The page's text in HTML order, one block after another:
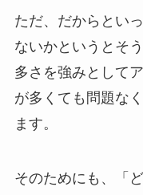
ただ、だからとい
ないかというとそ
多さを強みとして
が多くても問題な
ます。
そのためにも、「